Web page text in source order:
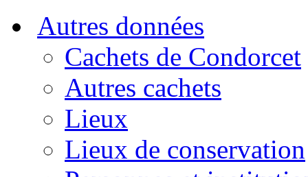
Autres données
Cachets de Condorcet
Autres cachets
Lieux
Lieux de conservation